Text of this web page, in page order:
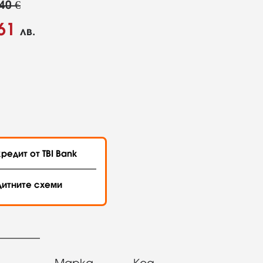
€
лв.
от TBI Bank
схеми